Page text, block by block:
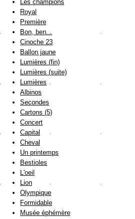
Les champions
Royal
Première
Bon, ben...
Cinoche 23
Ballon jaune
Lumières (fin)
Lumières (suite)
Lumières
Albinos
Secondes
Cartons (5)
Concert
Capital
Cheval
Un printemps
Bestioles
L'oeil
Lion
Olympique
Formidable
Musée éphémère